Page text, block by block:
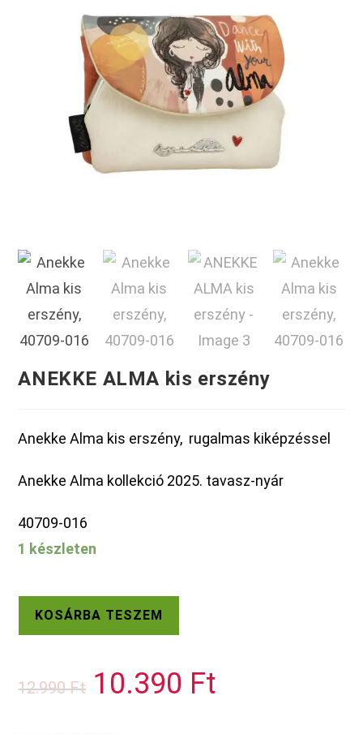
ANEKKE ALMA kis erszény
Anekke Alma kis erszény, rugalmas kiképzéssel
Anekke Alma kollekció 2025. tavasz-nyár
40709-016
1 készleten
mennyiség
KOSÁRBA TESZEM
12.990Ft
Original
price
was:
10.390 Ft